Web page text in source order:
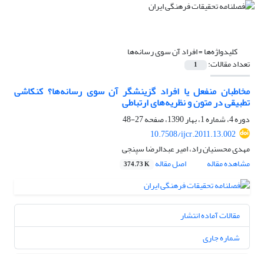
کلیدواژه‌ها =افراد آن سوی رسانه‌ها
تعداد مقالات: 1
مخاطبان منفعل یا افراد گزینشگر آن سوی رسانه‌ها؟ کنکاشی
تطبیقی در متون و نظریه‌های ارتباطی
دوره 4، شماره 1، بهار 1390، صفحه
27-48
10.7508/ijcr.2011.13.002
مهدی محسنیان راد، امیر عبدالرضا سپنجی
مشاهده مقاله
اصل مقاله 374.73 K
مقالات آماده انتشار
شماره جاری